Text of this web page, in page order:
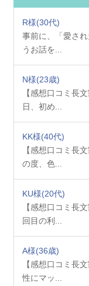
R様(30代)
事前に、「愛さ
うお話を...
N様(23歳)
【感想口コミ長
日、初め...
KK様(40代)
【感想口コミ長
の度、色...
KU様(20代)
【感想口コミ長
回目の利...
A様(36歳)
【感想口コミ長
性にマッ...